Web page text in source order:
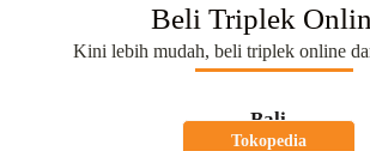
Beli Triplek
Kini lebih mudah, beli triplek online
Bali
Tokopedia